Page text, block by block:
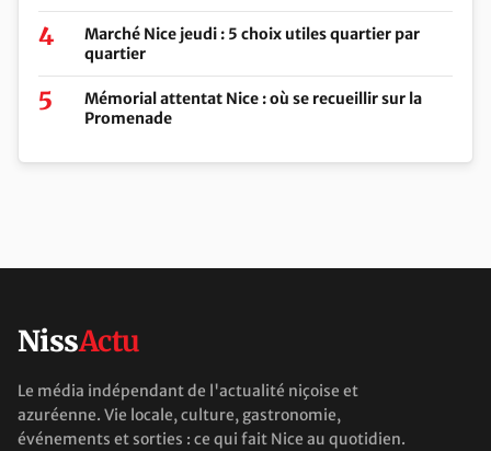
Marché Nice jeudi : 5 choix utiles quartier par
quartier
Mémorial attentat Nice : où se recueillir sur la
Promenade
NissActu
Le média indépendant de l'actualité niçoise et
azuréenne. Vie locale, culture, gastronomie,
événements et sorties : ce qui fait Nice au quotidien.